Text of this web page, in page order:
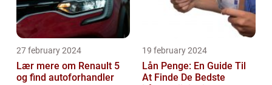
27 february 2024
Lær mere om Renault 5
og find autoforhandler
19 february 2024
Lån Penge: En Guide Til
At Finde De Bedste